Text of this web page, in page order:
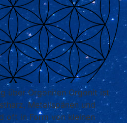
über Orgoniten Orgonit ist
Metallspänen und
oft in Form von kleinen